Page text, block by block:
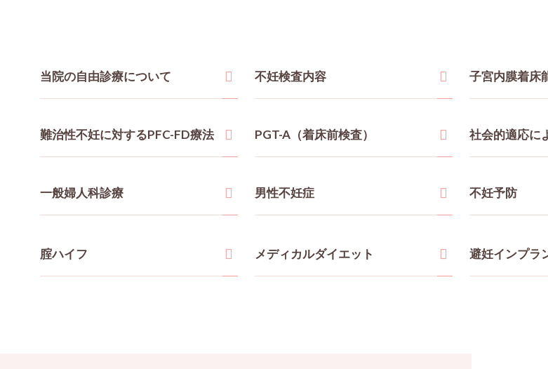
当院の自由診療について 不妊検査内容 子宮内膜着床
難治性不妊に対するPFC-FD療法 PGT-A（着床前検査） 社会的適応に
一般婦人科診療 男性不妊症 不妊予防
腟ハイフ メディカルダイエット 避妊インプラ